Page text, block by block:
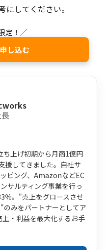
にしてください。
定！／
し込む
上げ初期から月商1億円
援してきました。自社サ
ピング、AmazonなどEC
サルティング事業を行っ
％。"売上をグロースさせ
みをパートナーとしてア
・利益を最大化するお手